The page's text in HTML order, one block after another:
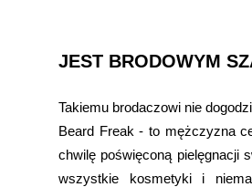
JEST BRODOWYM
Takiemu brodaczowi nie
Beard Freak - to mężczyzna
chwilę poświęconą pielęgnacji
wszystkie kosmetyki i